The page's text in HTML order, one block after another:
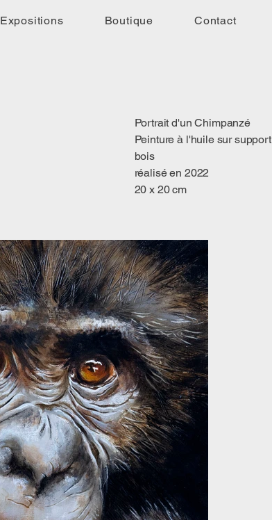
Expositions Boutique Contact
Portrait d'un Chimpanzé
Peinture à l'huile sur support
bois
réalisé en 2022
20 x 20 cm